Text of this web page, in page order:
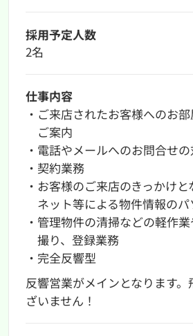
採用予定人数
2名
仕事内容
・ご来店されたお客様へのお
ご案内
・電話やメールへのお問合せ
・契約業務
・お客様のご来店のきっかけ
ネット等による物件情報の
・管理物件の清掃などの軽作
撮り、登録業務
・完全反響型
反響営業がメインとなります
ざいません！